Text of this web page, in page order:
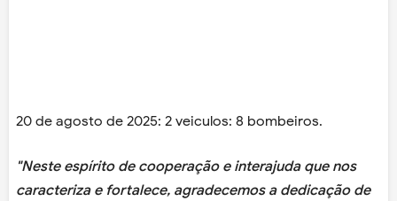
20 de agosto de 2025: 2 veiculos: 8 bombeiros.
"Neste espírito de cooperação e interajuda que nos
caracteriza e fortalece, agradecemos a dedicação de